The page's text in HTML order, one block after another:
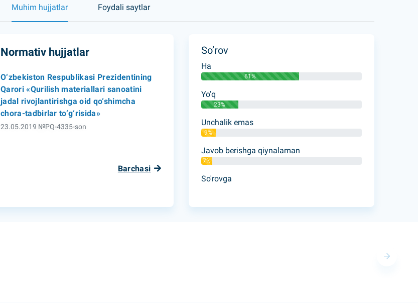
Muhim hujjatlar Foydali saytlar
Normativ hujjatlar
O‘zbekiston Respublikasi Prezidentining
Qarori «Qurilish materiallari sanoatini
jadal rivojlantirishga oid qo‘shimcha
chora-tadbirlar to‘g‘risida»
23.05.2019 №PQ-4335-son
Barchasi
So’rov
Ha
61%
Yo’q
23%
Unchalik emas
9%
Javob berishga qiynalaman
7%
So'rovga